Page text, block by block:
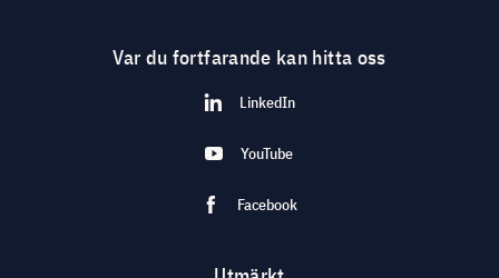
Var du fortfarande kan hitta oss
LinkedIn
YouTube
Facebook